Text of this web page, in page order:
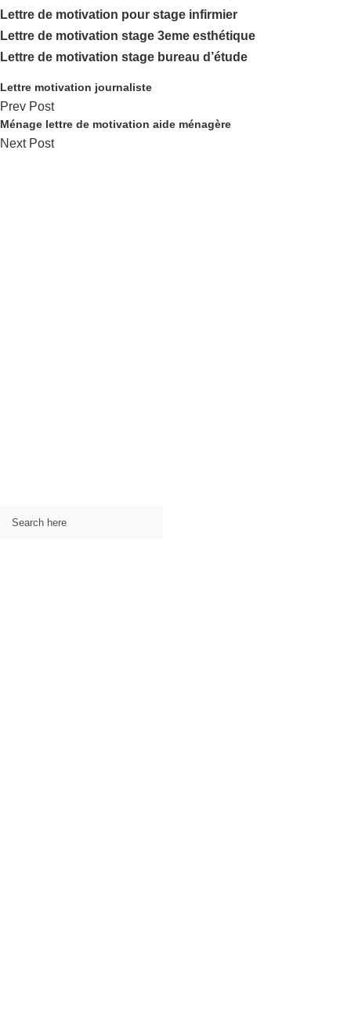
Lettre de motivation pour stage infirmier
Lettre de motivation stage 3eme esthétique
Lettre de motivation stage bureau d’étude
Lettre motivation journaliste
Prev Post
Ménage lettre de motivation aide ménagère
Next Post